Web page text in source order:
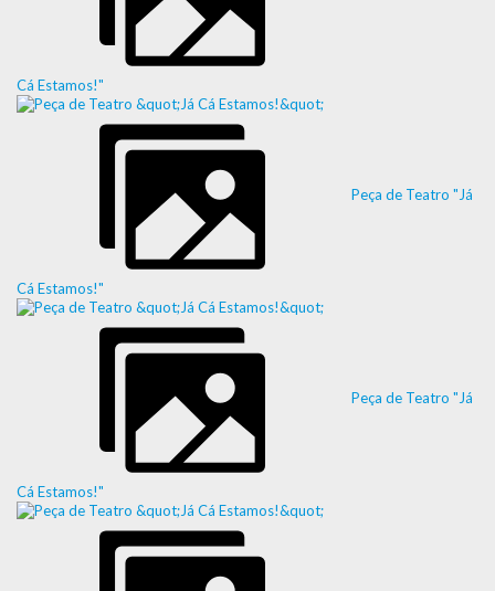
Cá Estamos!"
Peça de Teatro "Já
Cá Estamos!"
Peça de Teatro "Já
Cá Estamos!"